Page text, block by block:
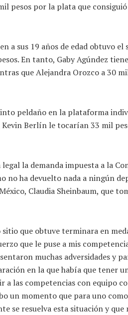
pesos por la plata que
a sus 19 años de edad obtuvo
En tanto, Gaby Agúndez
que Alejandra Orozco a 30
peldaño en la plataforma
Berlín le tocarían 33 mil
la demanda impuesta a la
no ha devuelto nada a ningún
Claudia Sheinbaum, que
que obtuve terminara en
que le puse a mis
muchas adversidades y
en la que había que tener
a las competencias con equipo
un momento que para uno
se resuelva esta situación y que